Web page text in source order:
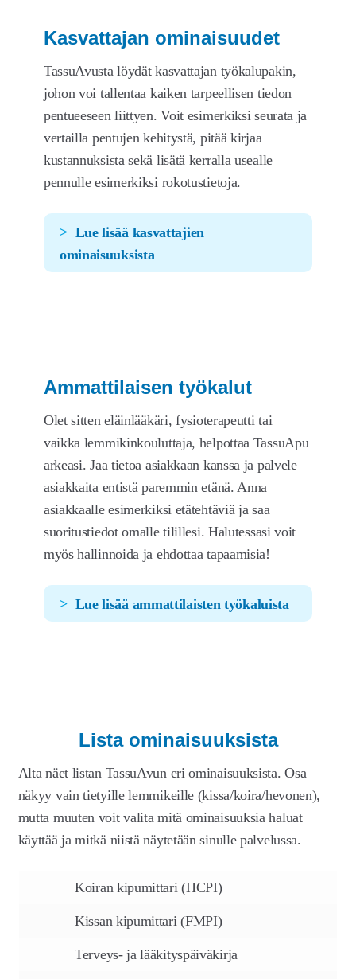
Kasvattajan ominaisuudet
TassuAvusta löydät kasvattajan työkalupakin,
johon voi tallentaa kaiken tarpeellisen tiedon
pentueeseen liittyen. Voit esimerkiksi seurata ja
vertailla pentujen kehitystä, pitää kirjaa
kustannuksista sekä lisätä kerralla usealle
pennulle esimerkiksi rokotustietoja.
Lue lisää kasvattajien
ominaisuuksista
Ammattilaisen työkalut
Olet sitten eläinlääkäri, fysioterapeutti tai
vaikka lemmikinkouluttaja, helpottaa TassuApu
arkeasi. Jaa tietoa asiakkaan kanssa ja palvele
asiakkaita entistä paremmin etänä. Anna
asiakkaalle esimerkiksi etätehtäviä ja saa
suoritustiedot omalle tilillesi. Halutessasi voit
myös hallinnoida ja ehdottaa tapaamisia!
Lue lisää ammattilaisten työkaluista
Lista ominaisuuksista
Alta näet listan TassuAvun eri ominaisuuksista. Osa
näkyy vain tietyille lemmikeille (kissa/koira/hevonen),
mutta muuten voit valita mitä ominaisuuksia haluat
käyttää ja mitkä niistä näytetään sinulle palvelussa.
Koiran kipumittari (HCPI)
Kissan kipumittari (FMPI)
Terveys- ja lääkityspäiväkirja